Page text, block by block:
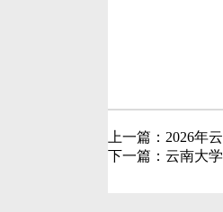
上一篇： 2026年
下一篇： 云南大